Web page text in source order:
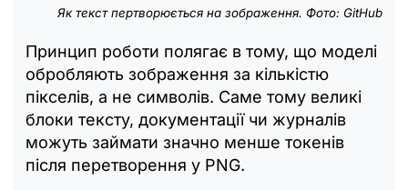
Як текст пертворюється на зображення. Фото: GitHub
Принцип роботи полягає в тому, що моделі
обробляють зображення за кількістю
пікселів, а не символів. Саме тому великі
блоки тексту, документації чи журналів
можуть займати значно менше токенів
після перетворення у PNG.